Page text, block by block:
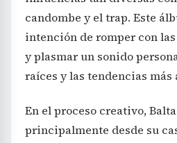
candombe y el trap. Este
intención de romper con
y plasmar un sonido
raíces y las tendencias más
En el proceso creativo,
principalmente desde su